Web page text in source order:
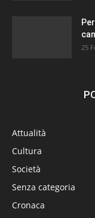
25
Attualità
Cultura
Società
Senza categoria
Cronaca